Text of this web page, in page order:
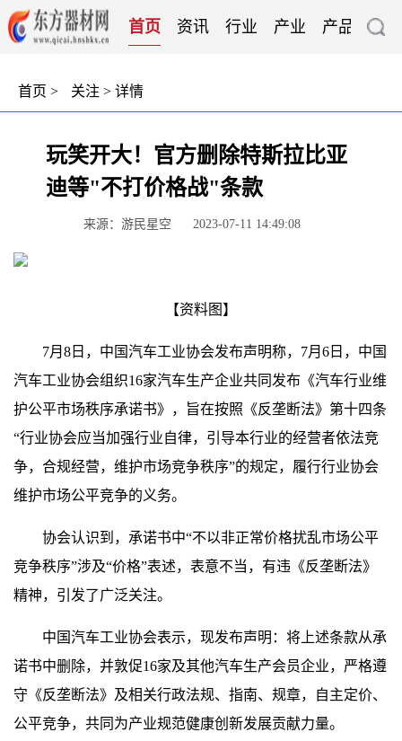
首页 资讯 行业 产业 产品 技术
首页 > 关注 > 详情
玩笑开大！官方删除特斯拉比亚
迪等"不打价格战"条款
来源：游民星空 2023-07-11 14:49:08
【资料图】
7月8日，中国汽车工业协会发布声明称，7月6日，中国
汽车工业协会组织16家汽车生产企业共同发布《汽车行业维
护公平市场秩序承诺书》，旨在按照《反垄断法》第十四条
“行业协会应当加强行业自律，引导本行业的经营者依法竞
争，合规经营，维护市场竞争秩序”的规定，履行行业协会
维护市场公平竞争的义务。
协会认识到，承诺书中“不以非正常价格扰乱市场公平
竞争秩序”涉及“价格”表述，表意不当，有违《反垄断法》
精神，引发了广泛关注。
中国汽车工业协会表示，现发布声明：将上述条款从承
诺书中删除，并敦促16家及其他汽车生产会员企业，严格遵
守《反垄断法》及相关行政法规、指南、规章，自主定价、
公平竞争，共同为产业规范健康创新发展贡献力量。